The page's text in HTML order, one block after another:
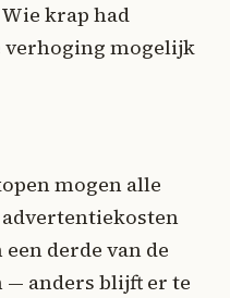
krap had
verhoging mogelijk
mogen alle
derde van de
anders blijft er te